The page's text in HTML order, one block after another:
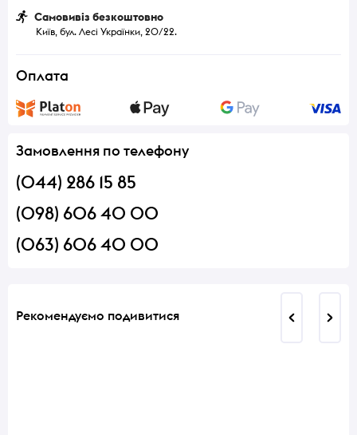
Самовивіз безкоштовно
Київ, бул. Лесі Українки, 20/22.
Оплата
Замовлення по телефону
(044) 286 15 85
(098) 606 40 00
(063) 606 40 00
Рекомендуємо подивитися